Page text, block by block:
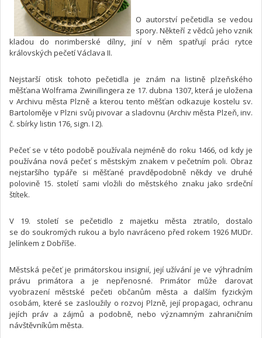
O autorství pečetidla se vedou
spory. Někteří z vědců jeho vznik
kladou do norimberské dílny, jiní v něm spatřují práci rytce
královských pečetí Václava II.
Nejstarší otisk tohoto pečetidla je znám na listině plzeňského
měšťana Wolframa Zwinillingera ze 17. dubna 1307, která je uložena
v Archivu města Plzně a kterou tento měšťan odkazuje kostelu sv.
Bartoloměje v Plzni svůj pivovar a sladovnu (Archiv města Plzeň, inv.
č. sbírky listin 176, sign. I 2).
Pečeť se v této podobě používala nejméně do roku 1466, od kdy je
používána nová pečeť s městským znakem v pečetním poli. Obraz
nejstaršího typáře si měšťané pravděpodobně někdy ve druhé
polovině 15. století sami vložili do městského znaku jako srdeční
štítek.
V 19. století se pečetidlo z majetku města ztratilo, dostalo
se do soukromých rukou a bylo navráceno před rokem 1926 MUDr.
Jelínkem z Dobříše.
Městská pečeť je primátorskou insignií, její užívání je ve výhradním
právu primátora a je nepřenosné. Primátor může darovat
vyobrazení městské pečeti občanům města a dalším fyzickým
osobám, které se zasloužily o rozvoj Plzně, její propagaci, ochranu
jejích práv a zájmů a podobně, nebo významným zahraničním
návštěvníkům města.